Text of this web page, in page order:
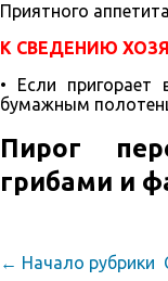
Приятного
К СВЕДЕНИЮ
• Если пригорает
бумажным
Пирог
грибами и
← Начало рубрики